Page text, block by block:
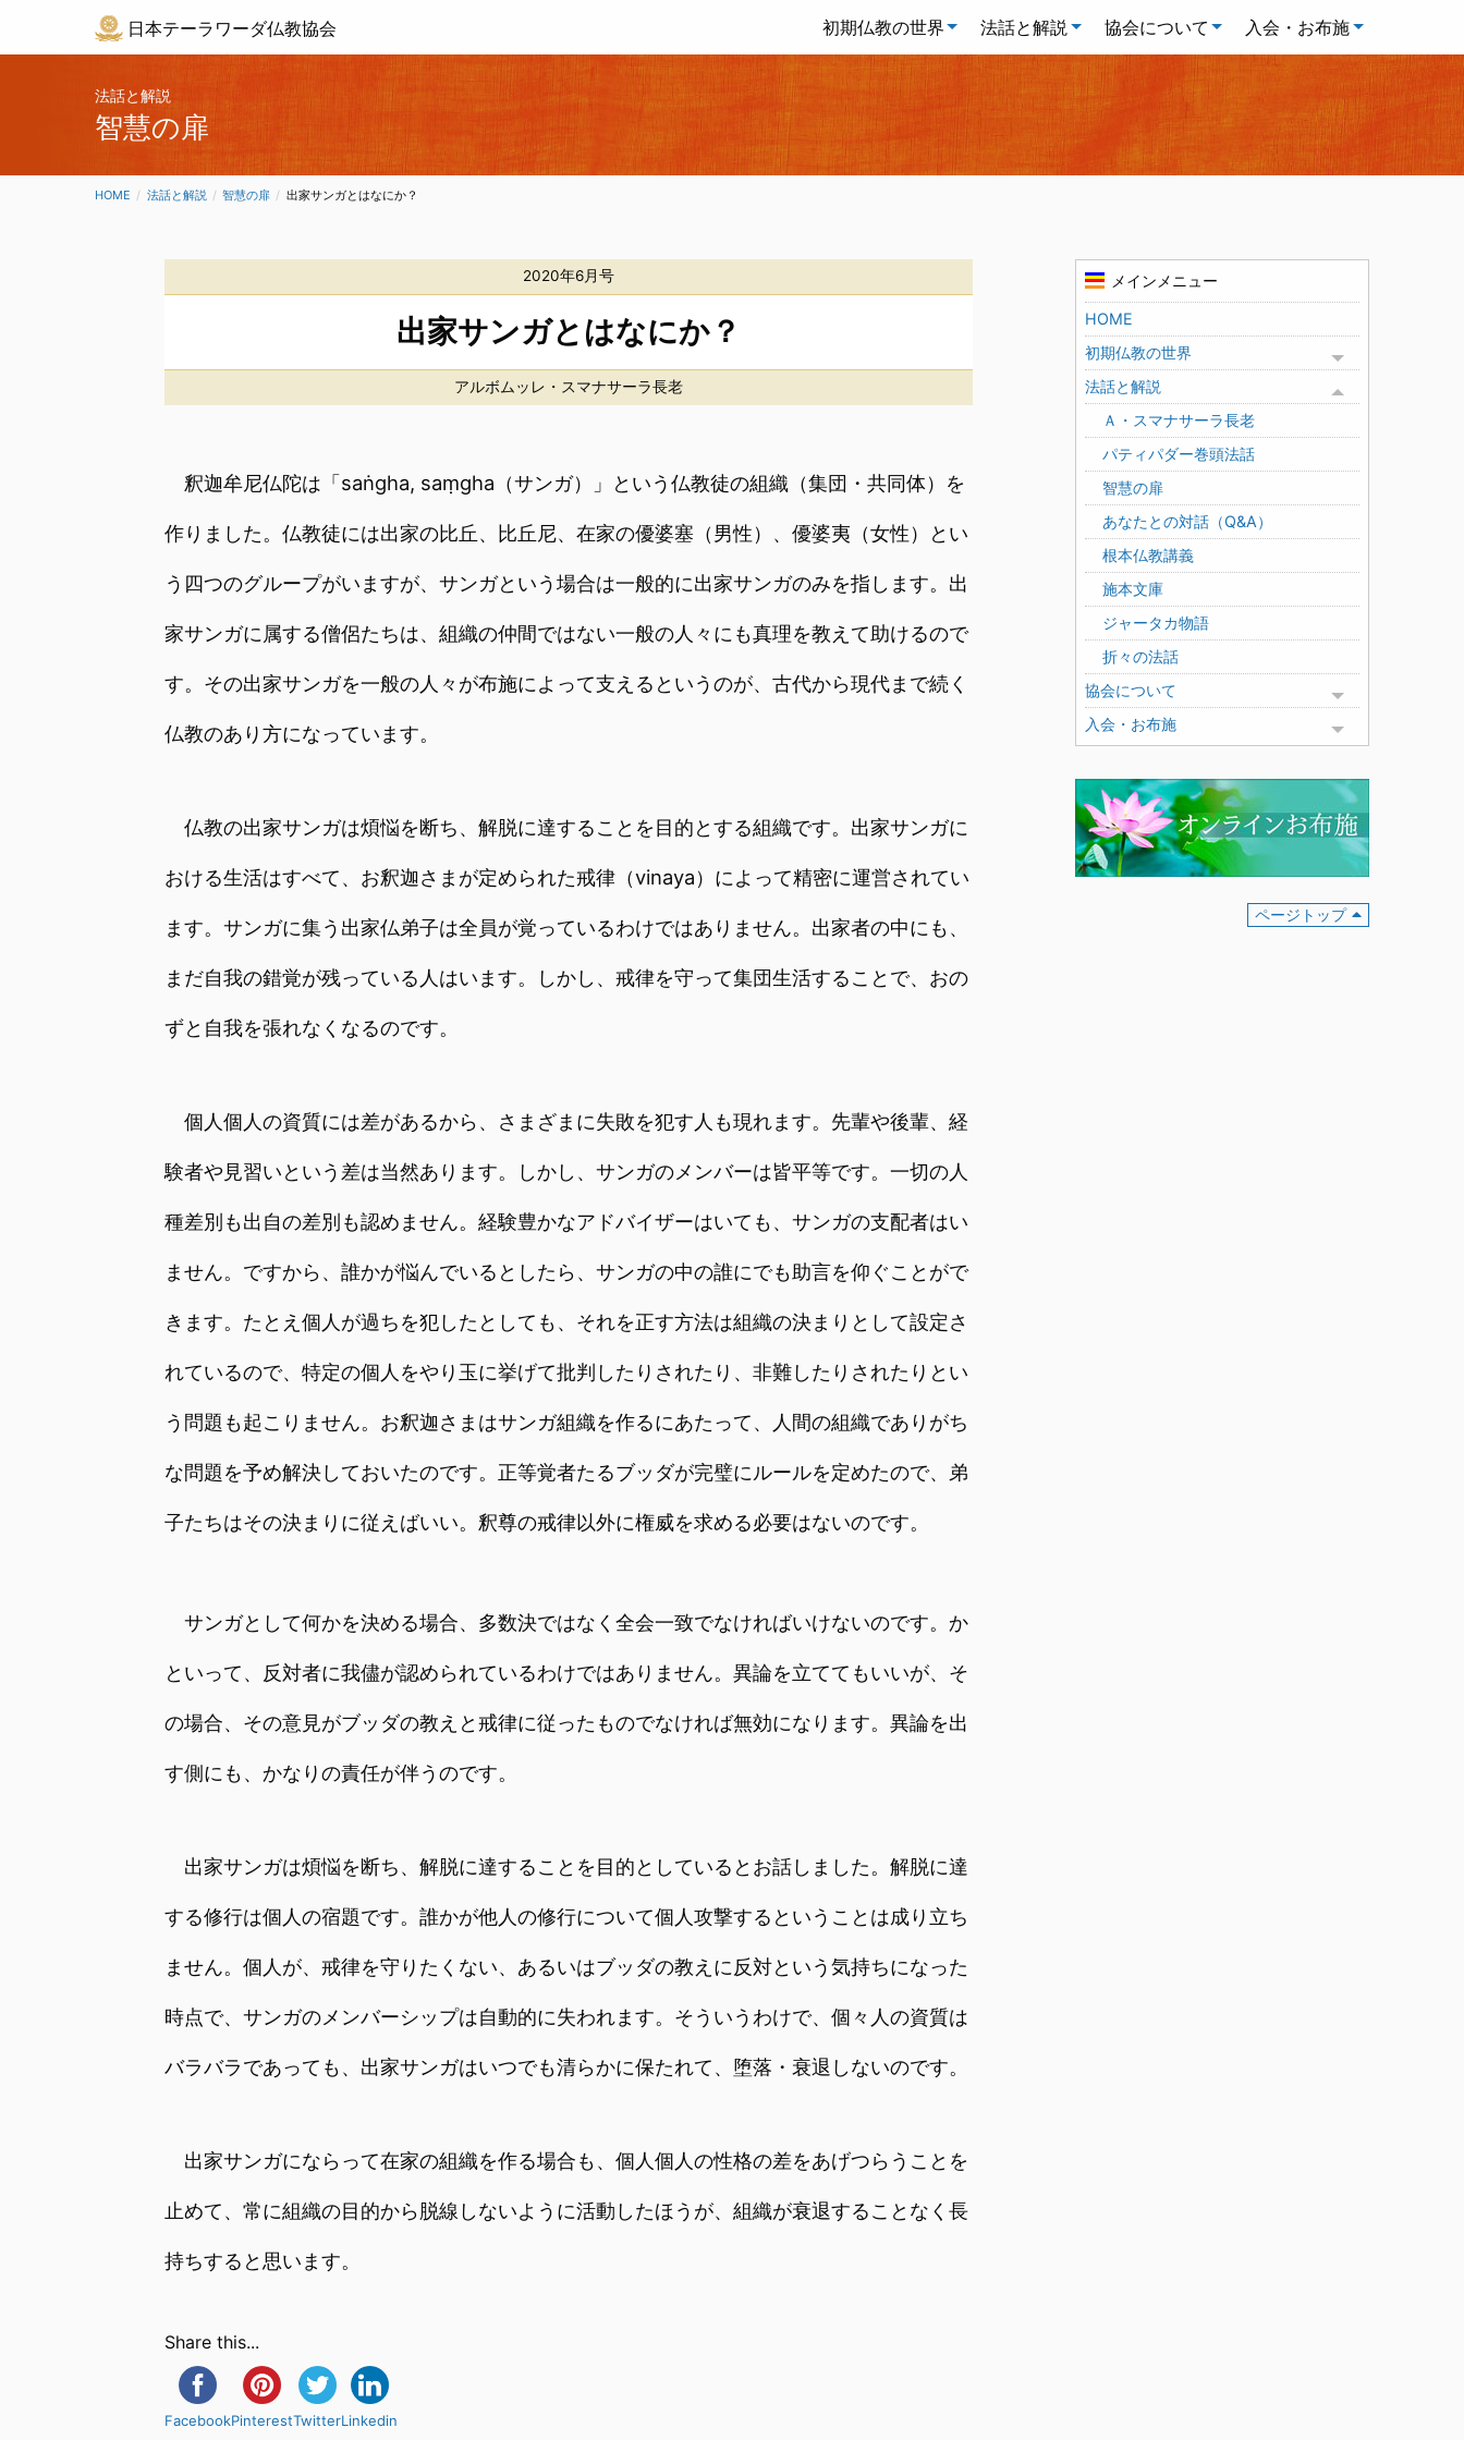
日本テーラワーダ仏教協会 初期仏教の世界 法話と解説 協会について 入会・お布施
法話と解説
智慧の扉
HOME 法話と解説 智慧の扉 CURRENT:
出家サンガとはなにか？
2020年6月号
出家サンガとはなにか？
アルボムッレ・スマナサーラ長老
釈迦牟尼仏陀は「saṅgha, saṃgha（サンガ）」という仏教徒の組織（集団・共同体）を
作りました。仏教徒には出家の比丘、比丘尼、在家の優婆塞（男性）、優婆夷（女性）とい
う四つのグループがいますが、サンガという場合は一般的に出家サンガのみを指します。出
家サンガに属する僧侶たちは、組織の仲間ではない一般の人々にも真理を教えて助けるので
す。その出家サンガを一般の人々が布施によって支えるというのが、古代から現代まで続く
仏教のあり方になっています。
仏教の出家サンガは煩悩を断ち、解脱に達することを目的とする組織です。出家サンガに
おける生活はすべて、お釈迦さまが定められた戒律（vinaya）によって精密に運営されてい
ます。サンガに集う出家仏弟子は全員が覚っているわけではありません。出家者の中にも、
まだ自我の錯覚が残っている人はいます。しかし、戒律を守って集団生活することで、おの
ずと自我を張れなくなるのです。
個人個人の資質には差があるから、さまざまに失敗を犯す人も現れます。先輩や後輩、経
験者や見習いという差は当然あります。しかし、サンガのメンバーは皆平等です。一切の人
種差別も出自の差別も認めません。経験豊かなアドバイザーはいても、サンガの支配者はい
ません。ですから、誰かが悩んでいるとしたら、サンガの中の誰にでも助言を仰ぐことがで
きます。たとえ個人が過ちを犯したとしても、それを正す方法は組織の決まりとして設定さ
れているので、特定の個人をやり玉に挙げて批判したりされたり、非難したりされたりとい
う問題も起こりません。お釈迦さまはサンガ組織を作るにあたって、人間の組織でありがち
な問題を予め解決しておいたのです。正等覚者たるブッダが完璧にルールを定めたので、弟
子たちはその決まりに従えばいい。釈尊の戒律以外に権威を求める必要はないのです。
サンガとして何かを決める場合、多数決ではなく全会一致でなければいけないのです。か
といって、反対者に我儘が認められているわけではありません。異論を立ててもいいが、そ
の場合、その意見がブッダの教えと戒律に従ったものでなければ無効になります。異論を出
す側にも、かなりの責任が伴うのです。
出家サンガは煩悩を断ち、解脱に達することを目的としているとお話しました。解脱に達
する修行は個人の宿題です。誰かが他人の修行について個人攻撃するということは成り立ち
ません。個人が、戒律を守りたくない、あるいはブッダの教えに反対という気持ちになった
時点で、サンガのメンバーシップは自動的に失われます。そういうわけで、個々人の資質は
バラバラであっても、出家サンガはいつでも清らかに保たれて、堕落・衰退しないのです。
出家サンガにならって在家の組織を作る場合も、個人個人の性格の差をあげつらうことを
止めて、常に組織の目的から脱線しないように活動したほうが、組織が衰退することなく長
持ちすると思います。
Share this...
FacebookPinterestTwitterLinkedin
メインメニュー
HOME
初期仏教の世界
Toggle menu
法話と解説
Toggle menu
Ａ・スマナサーラ長老
パティパダー巻頭法話
智慧の扉
あなたとの対話（Q&A）
根本仏教講義
施本文庫
ジャータカ物語
折々の法話
協会について
Toggle menu
入会・お布施
Toggle menu
ページトップ